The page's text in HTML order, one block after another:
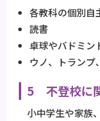
各教科の個別自
読書
卓球やバドミン
ウノ、トランプ
5 不登校に
小中学生や家族